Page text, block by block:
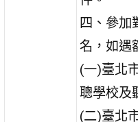
四、參加
名，如遇
(一)臺北
聰學校及
(二)臺北